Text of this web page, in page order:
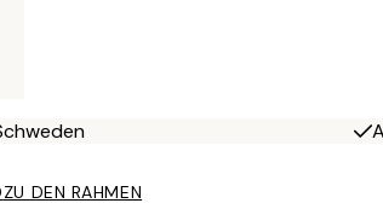
ZU DEN RAHMEN